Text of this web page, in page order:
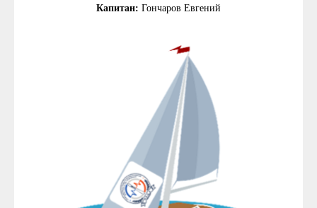
Капитан: Гончаров Евгений